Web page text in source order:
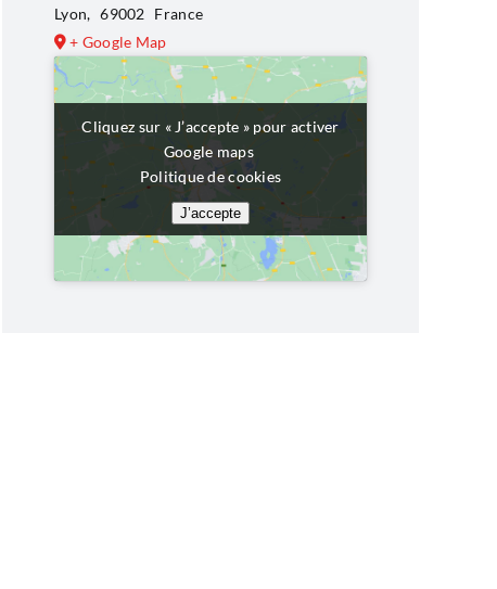
Lyon, 69002 France
+ Google Map
Cliquez sur « J’accepte » pour activer
Google maps
Politique de cookies
J’accepte
Cliquez sur « J’accepte » pour activer
Google maps
Politique de cookies
J’accepte